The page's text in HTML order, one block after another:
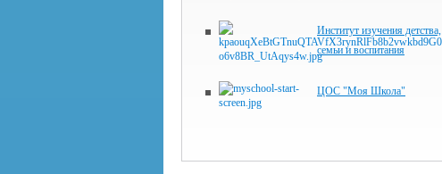
Институт изучения детства,
семьи и воспитания
ЦОС "Моя Школа"